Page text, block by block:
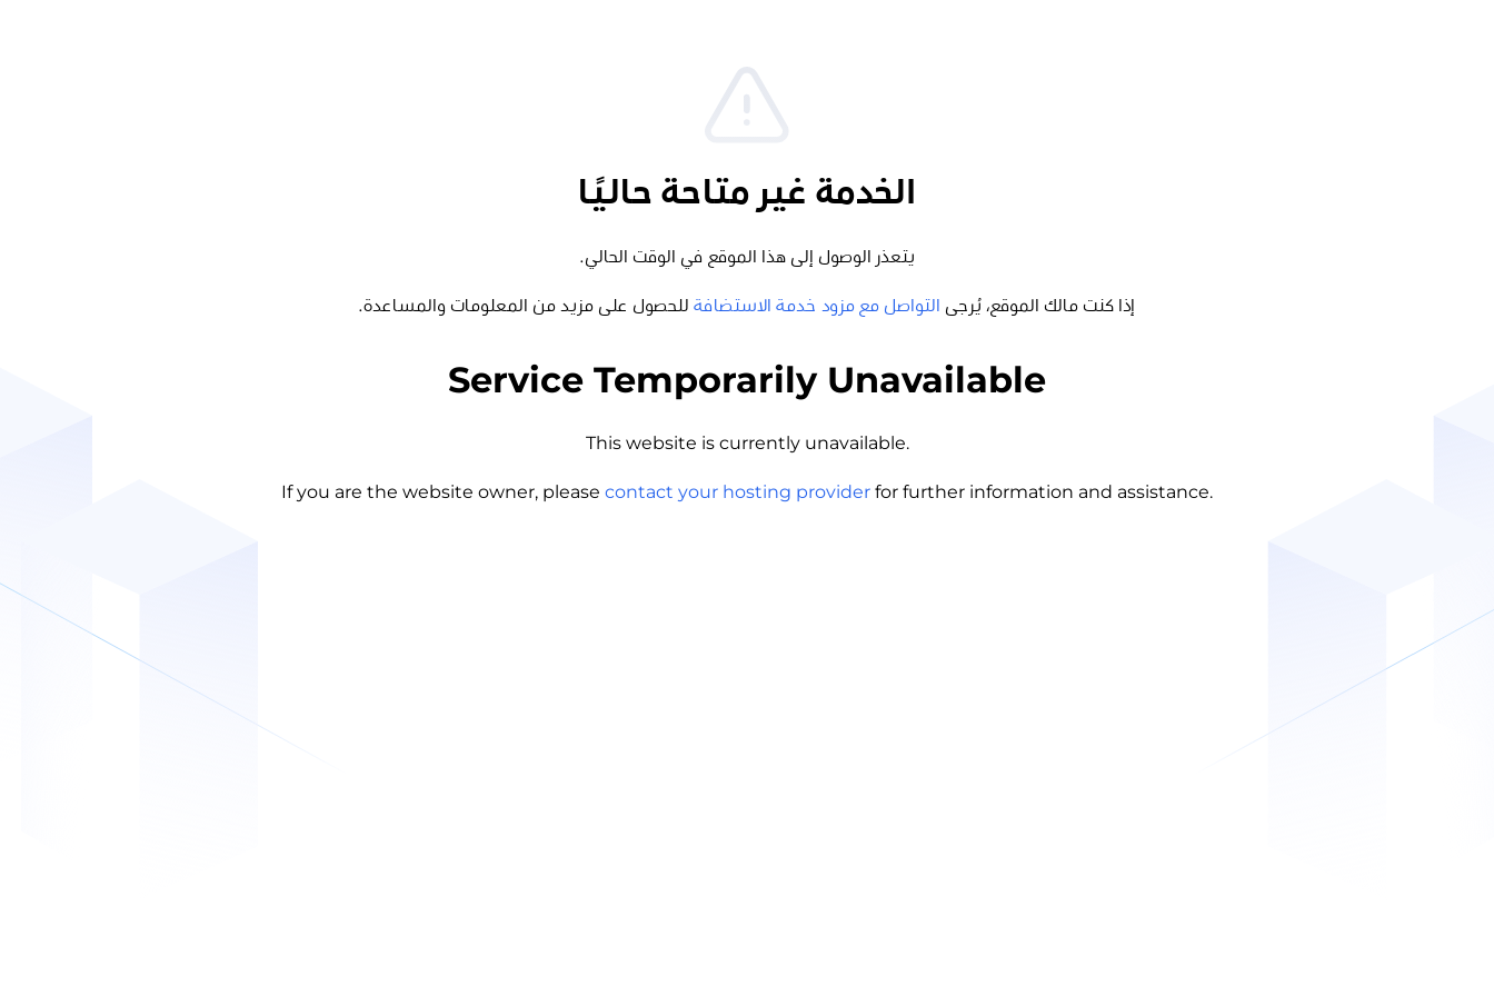
الخدمة غير متاحة حاليًا
يتعذر الوصول إلى هذا الموقع في الوقت الحالي.
إذا كنت مالك الموقع، يُرجى التواصل مع مزود خدمة الاستضافة للحصول على مزيد من المعلومات والمساعدة.
Service Temporarily Unavailable
This website is currently unavailable.
If you are the website owner, please contact your hosting provider for further information and assistance.